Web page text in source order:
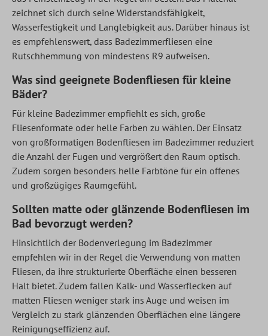
zeichnet sich durch seine Widerstandsfähigkeit,
Wasserfestigkeit und Langlebigkeit aus. Darüber hinaus ist
es empfehlenswert, dass Badezimmerfliesen eine
Rutschhemmung von mindestens R9 aufweisen.
Was sind geeignete Bodenfliesen für kleine
Bäder?
Für kleine Badezimmer empfiehlt es sich, große
Fliesenformate oder helle Farben zu wählen. Der Einsatz
von großformatigen Bodenfliesen im Badezimmer reduziert
die Anzahl der Fugen und vergrößert den Raum optisch.
Zudem sorgen besonders helle Farbtöne für ein offenes
und großzügiges Raumgefühl.
Sollten matte oder glänzende Bodenfliesen im
Bad bevorzugt werden?
Hinsichtlich der Bodenverlegung im Badezimmer
empfehlen wir in der Regel die Verwendung von matten
Fliesen, da ihre strukturierte Oberfläche einen besseren
Halt bietet. Zudem fallen Kalk- und Wasserflecken auf
matten Fliesen weniger stark ins Auge und weisen im
Vergleich zu stark glänzenden Oberflächen eine längere
Reinigungseffizienz auf.